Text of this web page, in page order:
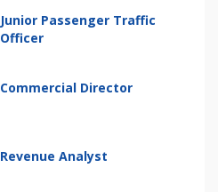
Junior Passenger Traffic
Officer
Commercial Director
Revenue Analyst